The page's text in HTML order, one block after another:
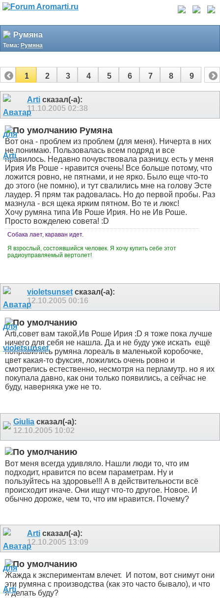
Румяна
Тема: Румяна
1 2 3 4 5 6 7 8 9
Arti сказал(-а):
11.10.2005 02:38
Румяна
Вот она - проблем из проблем (для меня). Ничерта в них
не понимаю. Пользовалась всем подряд и все
нравилось. Недавно почувствовала разницу. есть у меня
Ирия Ив Роше - нравится очень! Все больше потому, что
ложится ровно, не пятнами, и не ярко. Было еще что-то
до этого (не помню), и тут свалились мне на голову Эсте
лаудер. Я прям так радовалась. Но до первой пробы. Раз
мазнула - вся щека ярким пятном. Во те и люкс!
Хочу румяна типа Ив Роше Ирия. Но не Ив Роше.
Просто вожделею совета! :D
Собака лает, караван идет.
Я взрослый, состоявшийся человек. Я хочу купить себе этот
радиоуправляемый вертолет!
violetsunset сказал(-а):
12.10.2005 00:16
Arti,совет вам такой,Ив Роше Ирия :D я тоже пока лучше
ничего для себя не нашла. Да и не буду уже искать ещё
понравились румяна лореаль в маленькой коробочке,
цвет какая-то фуксия, ложились очень ровно и
смотрелись естественно, несмотря на перламутр. но я их
покупала давно, как они только появились, а сейчас не
буду, наверняка уже не то.
Giulia сказал(-а):
12.10.2005 10:02
Вот меня всегда удивляло. Нашли люди то, что им
подходит, нравится по всем параметрам. Ну и
пользуйтесь на здоровье!!! А в действительности всё
происходит иначе. Они ищут что-то другое. Новое. И
обычно дороже, чем то, что им нравится. Почему?
Arti сказал(-а):
12.10.2005 13:09
Жажда к экспериментам влечет.
И потом, вот снимут они
эти румяна с производства (как это часто бывало), и что
я делать буду?